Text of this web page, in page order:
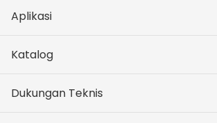
Aplikasi
Katalog
Dukungan Teknis